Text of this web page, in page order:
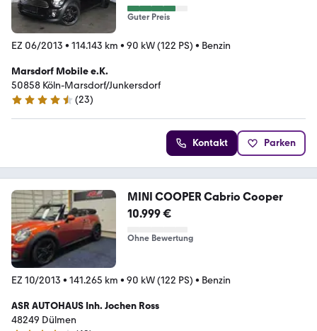
Guter Preis
EZ 06/2013 • 114.143 km • 90 kW (122 PS) • Benzin
Marsdorf Mobile e.K.
50858 Köln-Marsdorf/Junkersdorf
4.6 Sterne
(23)
Kontakt Parken
MINI COOPER Cabrio Cooper
10.999 €
Ohne Bewertung
EZ 10/2013 • 141.265 km • 90 kW (122 PS) • Benzin
ASR AUTOHAUS Inh. Jochen Ross
48249 Dülmen